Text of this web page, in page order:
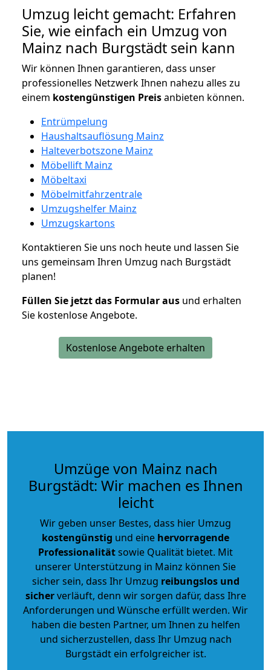
Umzug leicht gemacht: Erfahren
Sie, wie einfach ein Umzug von
Mainz nach Burgstädt sein kann
Wir können Ihnen garantieren, dass unser
professionelles Netzwerk Ihnen nahezu alles zu
einem kostengünstigen Preisanbieten können.
Entrümpelung
Haushaltsauflösung Mainz
Halteverbotszone Mainz
Möbellift Mainz
Möbeltaxi
Möbelmitfahrzentrale
Umzugshelfer Mainz
Umzugskartons
Kontaktieren Sie uns noch heute und lassen Sie
uns gemeinsam Ihren Umzug nach Burgstädt
planen!
Füllen Sie jetzt das Formular aus und erhalten
Sie kostenlose Angebote.
Kostenlose Angebote erhalten
Umzüge von Mainz nach
Burgstädt: Wir machen es Ihnen
leicht
Wir geben unser Bestes, dass hier Umzug
kostengünstig und eine hervorragende
Professionalitätsowie Qualität bietet. Mit
unserer Unterstützung in Mainz können Sie
sicher sein, dass Ihr Umzug reibungslos und
sicherverläuft, denn wir sorgen dafür, dass Ihre
Anforderungen und Wünsche erfüllt werden. Wir
haben die besten Partner, um Ihnen zu helfen
und sicherzustellen, dass Ihr Umzug nach
Burgstädt ein erfolgreicher ist.